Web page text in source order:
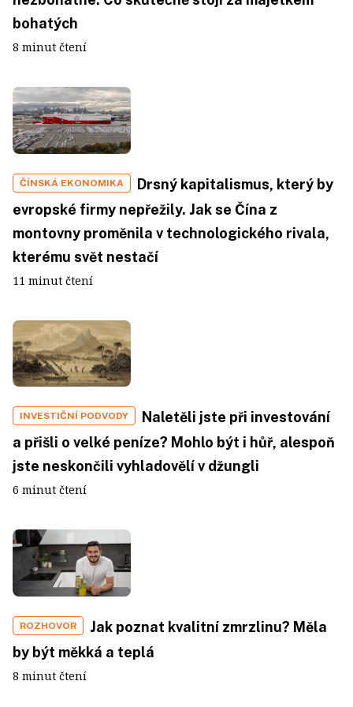
bohatých
8 minut čtení
ČÍNSKÁ EKONOMIKA
Drsný kapitalismus, který by
evropské firmy nepřežily. Jak se Čína z
montovny proměnila v technologického rivala,
kterému svět nestačí
11 minut čtení
INVESTIČNÍ PODVODY
Naletěli jste při investování
a přišli o velké peníze? Mohlo být i hůř, alespoň
jste neskončili vyhladovělí v džungli
6 minut čtení
ROZHOVOR
Jak poznat kvalitní zmrzlinu? Měla
by být měkká a teplá
8 minut čtení